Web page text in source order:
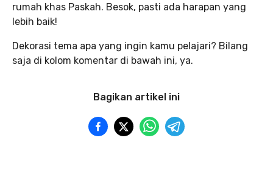
rumah khas Paskah. Besok, pasti ada harapan yang
lebih baik!
Dekorasi tema apa yang ingin kamu pelajari? Bilang
saja di kolom komentar di bawah ini, ya.
Bagikan artikel ini